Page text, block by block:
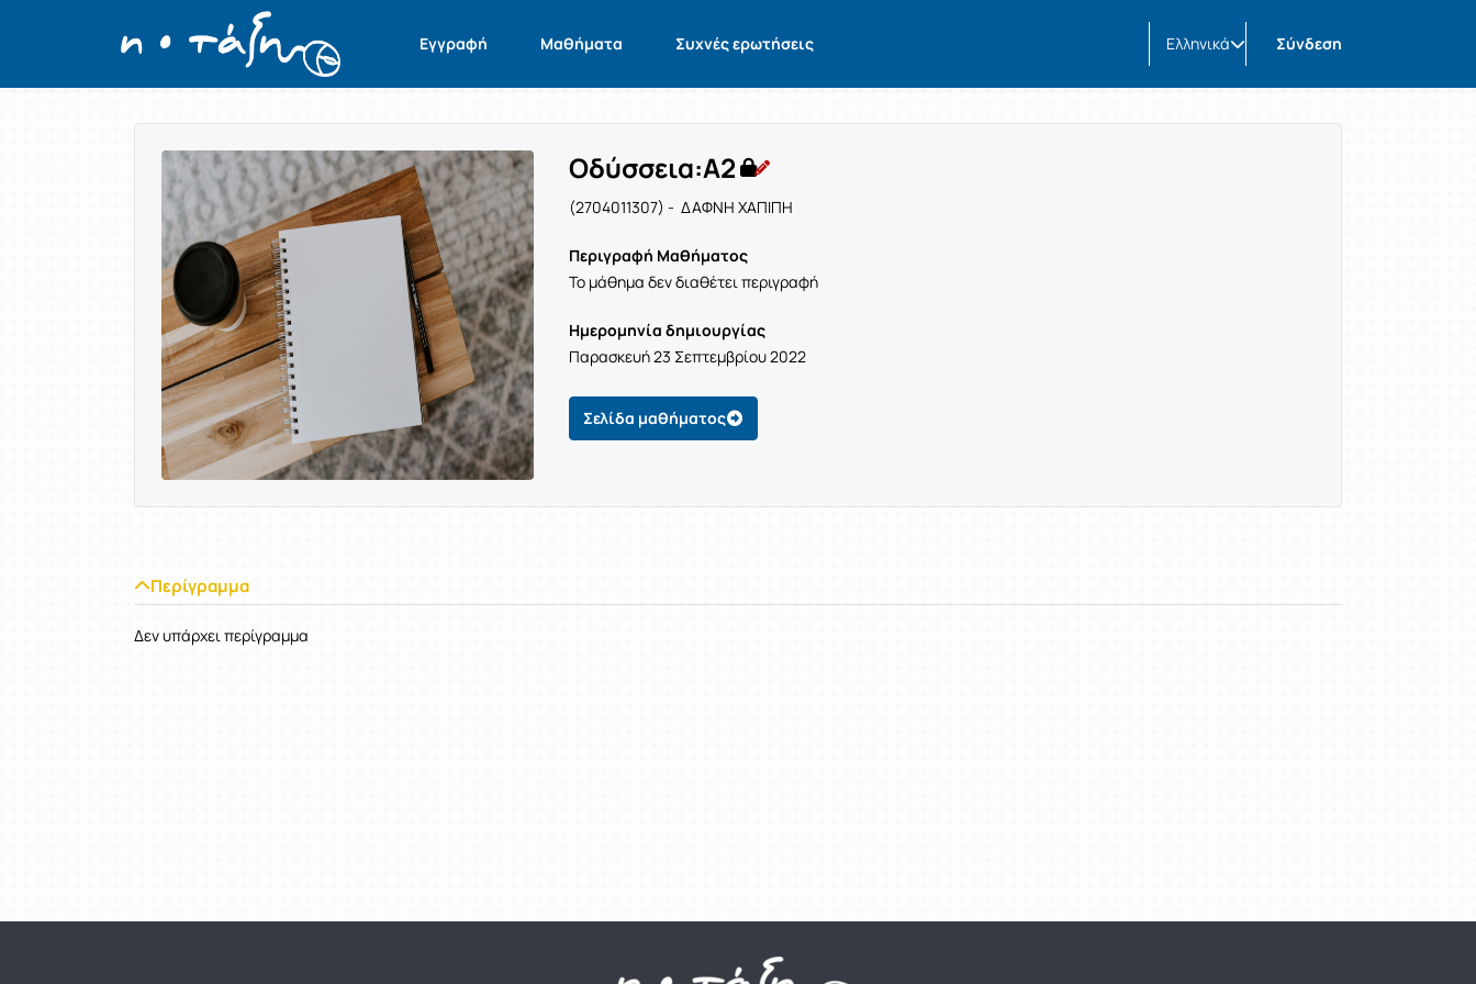
Εγγραφή Μαθήματα Συχνές ερωτήσεις Ελληνικά Σύνδεση
Παρουσίαση/Προβολή
Οδύσσεια:Α2
(2704011307) - ΔΑΦΝΗ ΧΑΠΙΠΗ
Περιγραφή Μαθήματος
Το μάθημα δεν διαθέτει περιγραφή
Ημερομηνία δημιουργίας
Παρασκευή 23 Σεπτεμβρίου 2022
Σελίδα μαθήματος
Περίγραμμα
Δεν υπάρχει περίγραμμα